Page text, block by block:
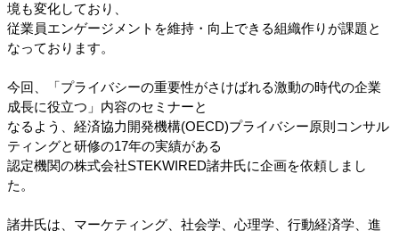
境も変化しており、
従業員エンゲージメントを維持・向上できる組織作りが課題と
なっております。
今回、「プライバシーの重要性がさけばれる激動の時代の企業
成長に役立つ」内容のセミナーと
なるよう、経済協力開発機構(OECD)プライバシー原則コンサル
ティングと研修の17年の実績がある
認定機関の株式会社STEKWIRED諸井氏に企画を依頼しまし
た。
諸井氏は、マーケティング、社会学、心理学、行動経済学、進